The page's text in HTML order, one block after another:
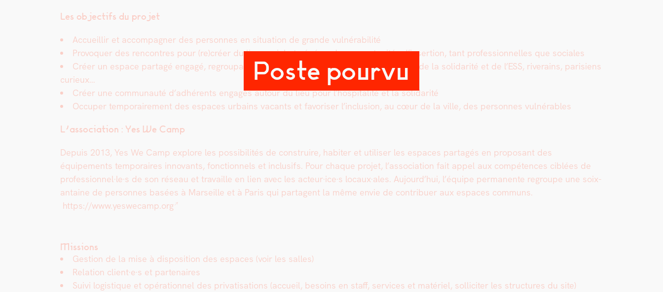
Poste pourvu
Les objec­tifs du pro­jet
Accueil­lir et accom­pa­g­n­er des per­son­nes en sit­u­a­tion de grande vul­néra­bil­ité
Provo­quer des ren­con­tres pour (re)créer du lien social et génér­er des oppor­tu­nités d’insertion, tant pro­fes­sion­nelles que sociales
Créer un espace partagé engagé, regroupant struc­tures sociales, asso­ci­a­tions, acteurs de la sol­i­dar­ité et de l’ESS, riverains, parisiens
curieux…
Créer une com­mu­nauté d’adhérents engagés autour du lieu pour l’hospitalité et la sol­i­dar­ité
Occu­per tem­po­raire­ment des espaces urbains vacants et favoris­er l’inclusion, au cœur de la ville, des per­son­nes vul­nérables
L’as­so­ci­a­tion : Yes We Camp
Depuis 2013, Yes We Camp explore les pos­si­bil­ités de con­stru­ire, habiter et utilis­er les espaces partagés en pro­posant des
équipements tem­po­raires inno­vants, fonc­tion­nels et inclusifs. Pour chaque pro­jet, l’association fait appel aux com­pé­tences ciblées de
professionnel·le·s de son réseau et tra­vaille en lien avec les acteur·ice·s locaux·ales. Aujourd’hui, l’équipe per­ma­nente regroupe une soix­
an­taine de per­son­nes basées à Mar­seille et à Paris qui parta­gent la même envie de con­tribuer aux espaces com­muns.
https://www.yeswecamp.org
Missions
Ges­tion de la mise à dis­po­si­tion des espaces (voir les salles)
Rela­tion client·e·s et parte­naires
Suivi logis­tique et opéra­tionnel des pri­vati­sa­tions (accueil, besoins en staff, ser­vices et matériel, sol­liciter les struc­tures du site)